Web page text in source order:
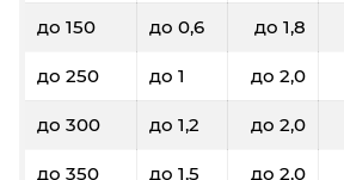
до 150 до 0,6 до 1,8
до 250 до 1 до 2,0
до 300 до 1,2 до 2,0
до 350 до 1,5 до 2,0